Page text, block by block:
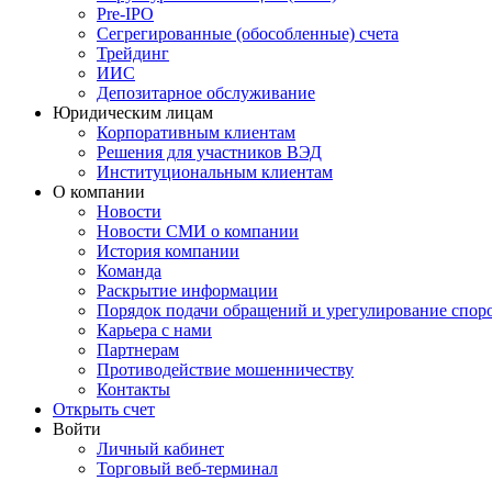
Pre-IPO
Сегрегированные (обособленные) счета
Трейдинг
ИИС
Депозитарное обслуживание
Юридическим лицам
Корпоративным клиентам
Решения для участников ВЭД
Институциональным клиентам
О компании
Новости
Новости СМИ о компании
История компании
Команда
Раскрытие информации
Порядок подачи обращений и урегулирование
Карьера с нами
Партнерам
Противодействие мошенничеству
Контакты
Открыть счет
Войти
Личный кабинет
Торговый веб-терминал